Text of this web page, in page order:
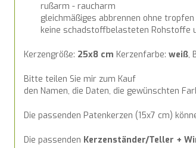
rußarm - raucharm
gleichmäßiges abbrennen ohne
keine schadstoffbelasteten Rohstoffe
Kerzengröße: 25x8 cm Kerzenfarbe: weiß,
Bitte teilen Sie mir zum Kauf
den Namen, die Daten, die gewünschten
Die passenden Patenkerzen (15x7 cm)
Die passenden Kerzenständer/Teller +